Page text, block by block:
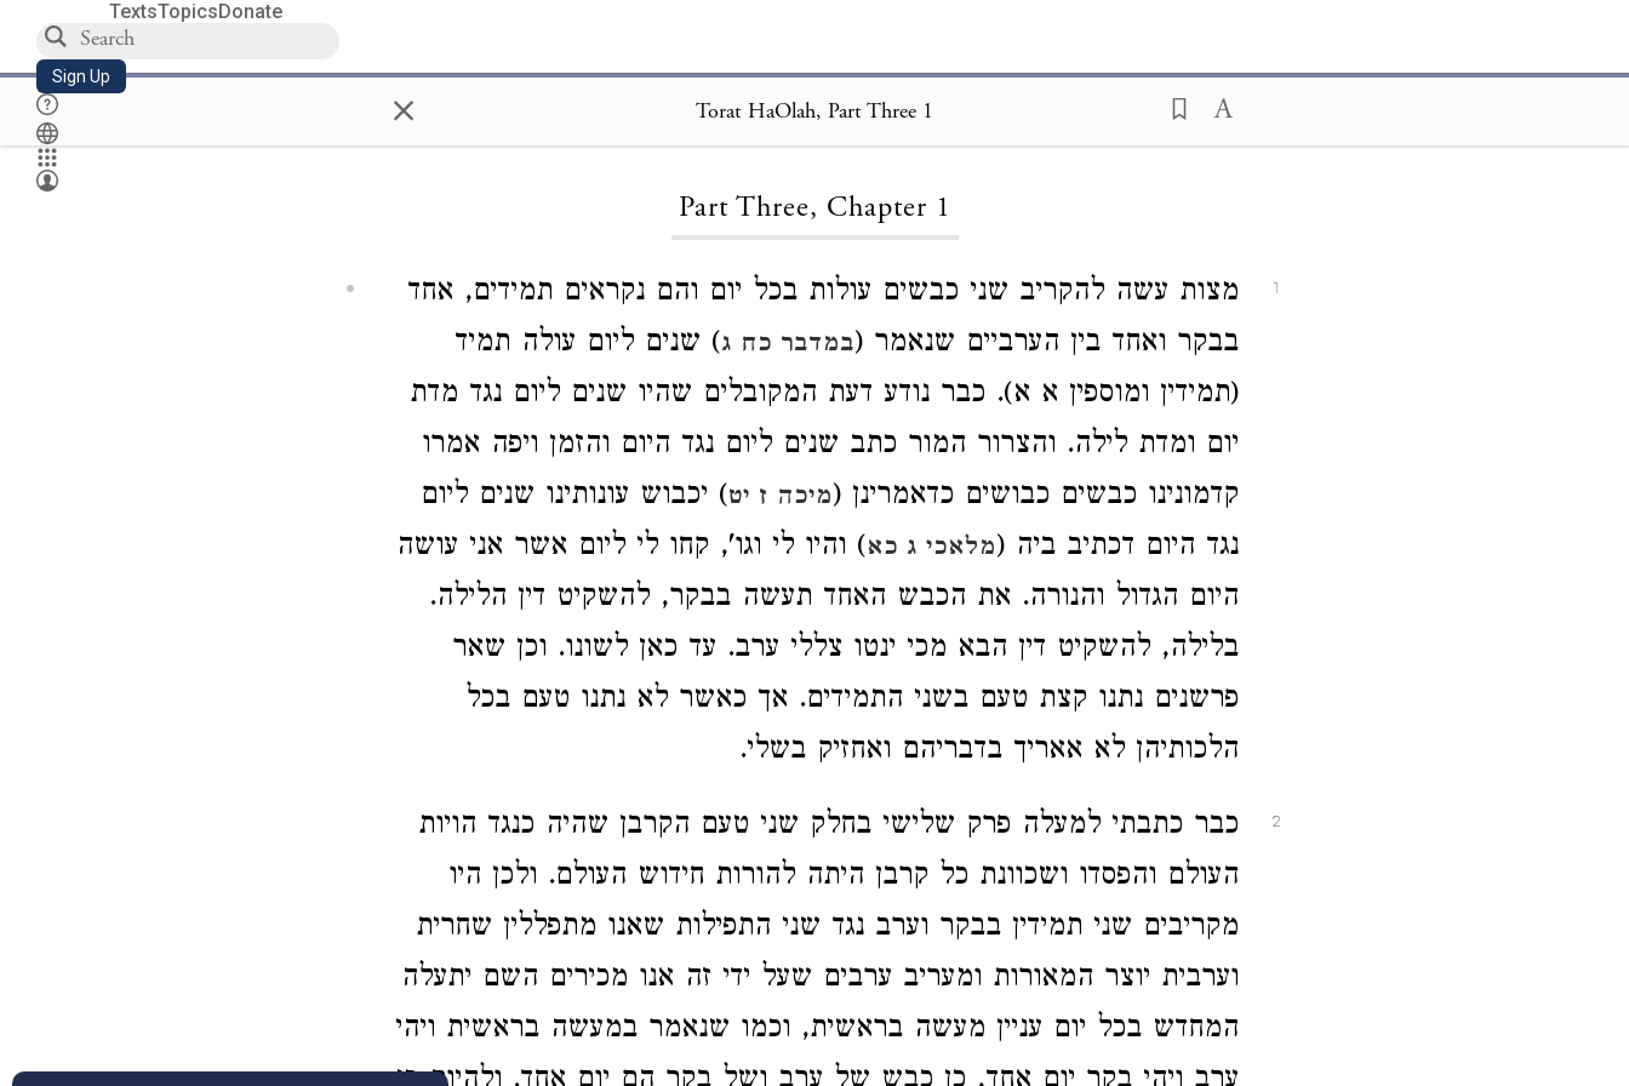
TextsTopicsDonate
Sign Up × Torat HaOlah, Part Three 1
Part Three, Chapter 1
1
מצות עשה להקריב שני כבשים עולות בכל יום והם נקראים תמידים, אחד
בבקר ואחד בין הערביים שנאמר (במדבר כח ג) שנים ליום עולה תמיד
(תמידין ומוספין א א). כבר נודע דעת המקובלים שהיו שנים ליום נגד מדת
יום ומדת לילה. והצרור המור כתב שנים ליום נגד היום והזמן ויפה אמרו
קדמונינו כבשים כבושים כדאמרינן (מיכה ז יט) יכבוש עונותינו שנים ליום
נגד היום דכתיב ביה (מלאכי ג כא) והיו לי וגו', קחו לי ליום אשר אני עושה
היום הגדול והנורה. את הכבש האחד תעשה בבקר, להשקיט דין הלילה.
בלילה, להשקיט דין הבא מכי ינטו צללי ערב. עד כאן לשונו. וכן שאר
פרשנים נתנו קצת טעם בשני התמידים. אך כאשר לא נתנו טעם בכל
הלכותיהן לא אאריך בדבריהם ואחזיק בשלי.
2
כבר כתבתי למעלה פרק שלישי בחלק שני טעם הקרבן שהיה כנגד הויות
העולם והפסדו ושכוונת כל קרבן היתה להורות חידוש העולם. ולכן היו
מקריבים שני תמידין בבקר וערב נגד שני התפילות שאנו מתפללין שחרית
וערבית יוצר המאורות ומעריב ערבים שעל ידי זה אנו מכירים השם יתעלה
המחדש בכל יום עניין מעשה בראשית, וכמו שנאמר במעשה בראשית ויהי